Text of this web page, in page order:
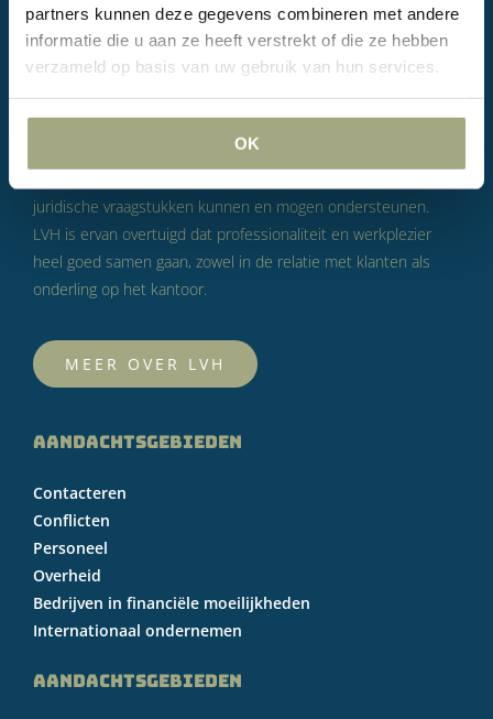
partners kunnen deze gegevens combineren met andere
informatie die u aan ze heeft verstrekt of die ze hebben
verzameld op basis van uw gebruik van hun services.
OK
maar wel om serieus te nemen. Doel van LVH is om u daarbij
op zo’n manier te helpen dat u zich met een gerust hart kunt
blijven concentreren op uw bedrijfsvoering. LVH is een
Rotterdams advocatenkantoor met kundige, betrokken en
doortastende advocaten die door hun manier van werken
langdurige relaties met hun klanten weten op te bouwen en,
juridische vraagstukken kunnen en mogen ondersteunen.
LVH is ervan overtuigd dat professionaliteit en werkplezier
heel goed samen gaan, zowel in de relatie met klanten als
onderling op het kantoor.
MEER OVER LVH
AANDACHTSGEBIEDEN
Contacteren
Conflicten
Personeel
Overheid
Bedrijven in financiële moeilijkheden
Internationaal ondernemen
AANDACHTSGEBIEDEN